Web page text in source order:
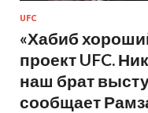
UFC
«Хабиб
проект UFC.
наш брат
сообщает